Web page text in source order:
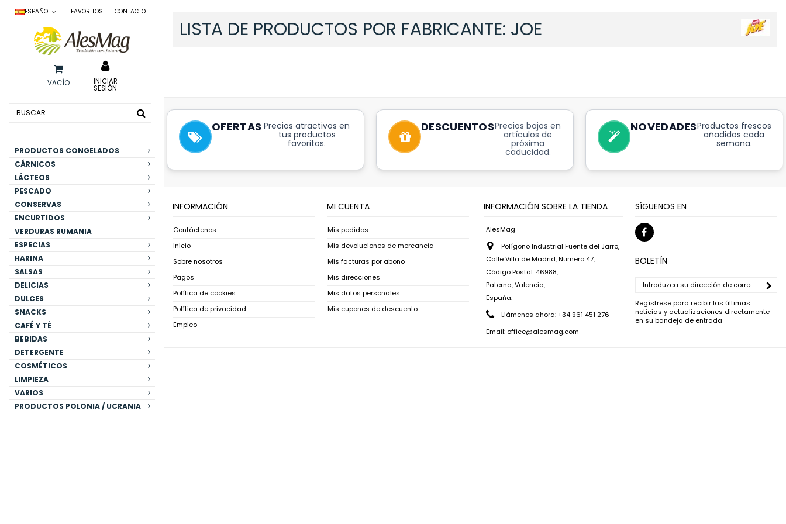
ESPAÑOL FAVORITOS CONTACTO
VACÍO INICIAR
SESIÓN
PRODUCTOS CONGELADOS
CÁRNICOS
LÁCTEOS
PESCADO
CONSERVAS
ENCURTIDOS
VERDURAS RUMANIA
ESPECIAS
HARINA
SALSAS
DELICIAS
DULCES
SNACKS
CAFÉ Y TÉ
BEBIDAS
DETERGENTE
COSMÉTICOS
LIMPIEZA
VARIOS
PRODUCTOS POLONIA / UCRANIA
LISTA DE PRODUCTOS POR FABRICANTE: JOE
OFERTAS Precios atractivos en
tus productos
favoritos.
DESCUENTOSPrecios bajos en
artículos de
próxima
caducidad.
NOVEDADESProductos frescos
añadidos cada
semana.
INFORMACIÓN
Contáctenos
Inicio
Sobre nosotros
Pagos
Política de cookies
Política de privacidad
Empleo
MI CUENTA
Mis pedidos
Mis devoluciones de mercancia
Mis facturas por abono
Mis direcciones
Mis datos personales
Mis cupones de descuento
INFORMACIÓN SOBRE LA TIENDA
AlesMag
Polígono Industrial Fuente del Jarro,
Calle Villa de Madrid, Numero 47,
Código Postal: 46988,
Paterna, Valencia,
España.
Llámenos ahora:+34 961 451 276
Email: office@alesmag.com
SÍGUENOS EN
BOLETÍN
Regístrese para recibir las últimas
noticias y actualizaciones directamente
en su bandeja de entrada